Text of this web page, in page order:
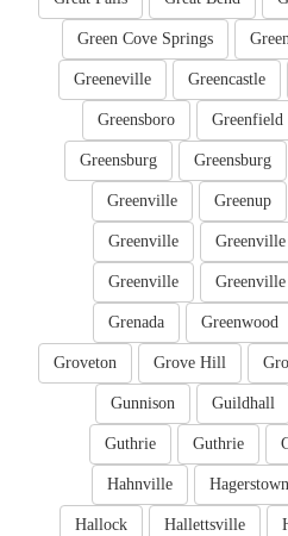
Green Cove Springs
Greencastle
Greeneville
Greenfield
Greensboro
Greensburg
Greensburg
Greenup
Greenville
Greenville
Greenville
Greenville
Greenville
Greenwood
Grenada
Grove Hill
Groveton
Guildhall
Gunnison
Guthrie
Guthrie
Hagerstown
Hahnville
Hallettsville
Hallock